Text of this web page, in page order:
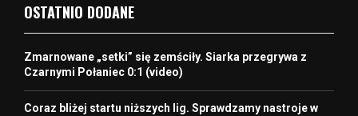
OSTATNIO DODANE
Zmarnowane „setki” się zemściły. Siarka przegrywa z
Czarnymi Połaniec 0:1 (video)
Coraz bliżej startu niższych lig. Sprawdzamy nastroje w